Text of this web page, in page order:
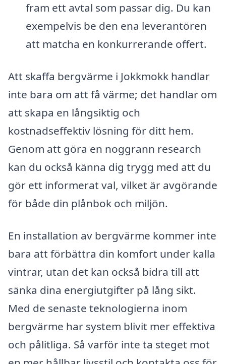
fram ett avtal som passar dig. Du kan
exempelvis be den ena leverantören
att matcha en konkurrerande offert.
Att skaffa bergvärme i Jokkmokk handlar
inte bara om att få värme; det handlar om
att skapa en långsiktig och
kostnadseffektiv lösning för ditt hem.
Genom att göra en noggrann research
kan du också känna dig trygg med att du
gör ett informerat val, vilket är avgörande
för både din plånbok och miljön.
En installation av bergvärme kommer inte
bara att förbättra din komfort under kalla
vintrar, utan det kan också bidra till att
sänka dina energiutgifter på lång sikt.
Med de senaste teknologierna inom
bergvärme har system blivit mer effektiva
och pålitliga. Så varför inte ta steget mot